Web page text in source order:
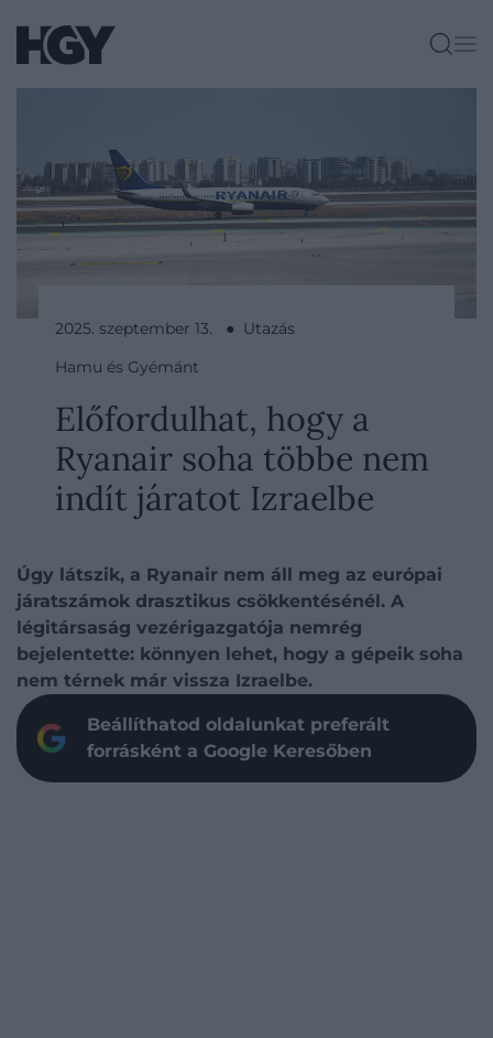
2025. szeptember 13. ● Utazás
Hamu és Gyémánt
Előfordulhat, hogy a
Ryanair soha többe nem
indít járatot Izraelbe
Úgy látszik, a Ryanair nem áll meg az európai
járatszámok drasztikus csökkentésénél. A
légitársaság vezérigazgatója nemrég
bejelentette: könnyen lehet, hogy a gépeik soha
nem térnek már vissza Izraelbe.
Beállíthatod oldalunkat preferált
forrásként a Google Keresőben